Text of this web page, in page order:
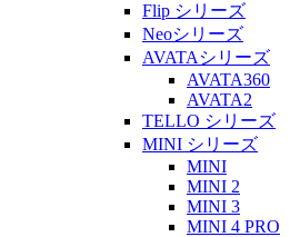
Flip シリーズ
Neoシリーズ
AVATAシリーズ
AVATA360
AVATA2
TELLO シリーズ
MINI シリーズ
MINI
MINI 2
MINI 3
MINI 4 PRO